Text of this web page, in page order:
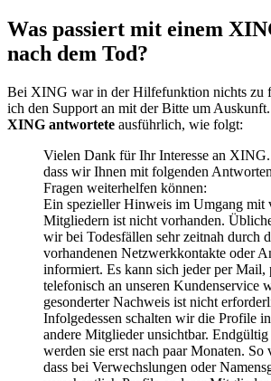
Was passiert mit einem
nach dem Tod?
Bei XING war in der Hilfefunktion nichts zu
ich den Support an mit der Bitte um Auskunft.
XING antwortete ausführlich, wie folgt:
Vielen Dank für Ihr Interesse an
dass wir Ihnen mit folgenden
Fragen weiterhelfen können:
Ein spezieller Hinweis im Umgang mit
Mitgliedern ist nicht vorhanden.
wir bei Todesfällen sehr zeitnah durch
vorhandenen Netzwerkkontakte oder
informiert. Es kann sich jeder per Mail,
telefonisch an unseren Kundenservice
gesonderter Nachweis ist nicht
Infolgedessen schalten wir die Profile
andere Mitglieder unsichtbar. Endgültig
werden sie erst nach paar Monaten. So
dass bei Verwechslungen oder